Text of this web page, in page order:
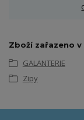
Zboží zařazeno
GALANTERIE
Zipy